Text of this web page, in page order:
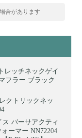
合があります
レッチネックゲイ
フラー ブラック
クトリックネッ
ス バーサアクティ
ーマー NN72204